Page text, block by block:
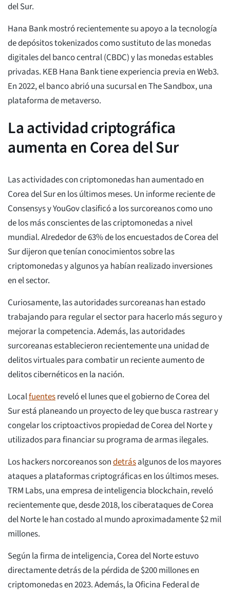
del Sur.
Hana Bank mostró recientemente su apoyo a la tecnología
de depósitos tokenizados como sustituto de las monedas
digitales del banco central (CBDC) y las monedas estables
privadas. KEB Hana Bank tiene experiencia previa en Web3.
En 2022, el banco abrió una sucursal en The Sandbox, una
plataforma de metaverso.
La actividad criptográfica
aumenta en Corea del Sur
Las actividades con criptomonedas han aumentado en
Corea del Sur en los últimos meses. Un informe reciente de
Consensys y YouGov clasificó a los surcoreanos como uno
de los más conscientes de las criptomonedas a nivel
mundial. Alrededor de 63% de los encuestados de Corea del
Sur dijeron que tenían conocimientos sobre las
criptomonedas y algunos ya habían realizado inversiones
en el sector.
Curiosamente, las autoridades surcoreanas han estado
trabajando para regular el sector para hacerlo más seguro y
mejorar la competencia. Además, las autoridades
surcoreanas establecieron recientemente una unidad de
delitos virtuales para combatir un reciente aumento de
delitos cibernéticos en la nación.
Localfuentesreveló el lunes que el gobierno de Corea del
Sur está planeando un proyecto de ley que busca rastrear y
congelar los criptoactivos propiedad de Corea del Norte y
utilizados para financiar su programa de armas ilegales.
Los hackers norcoreanos sondetrásalgunos de los mayores
ataques a plataformas criptográficas en los últimos meses.
TRM Labs, una empresa de inteligencia blockchain, reveló
recientemente que, desde 2018, los ciberataques de Corea
del Norte le han costado al mundo aproximadamente $2 mil
millones.
Según la firma de inteligencia, Corea del Norte estuvo
directamente detrás de la pérdida de $200 millones en
criptomonedas en 2023. Además, la Oficina Federal de